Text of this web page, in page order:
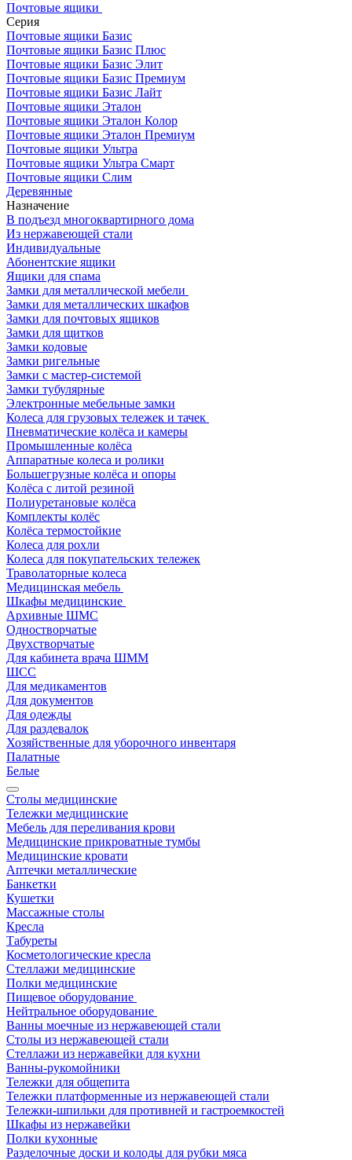
Почтовые ящики
Серия
Почтовые ящики Базис
Почтовые ящики Базис Плюс
Почтовые ящики Базис Элит
Почтовые ящики Базис Премиум
Почтовые ящики Базис Лайт
Почтовые ящики Эталон
Почтовые ящики Эталон Колор
Почтовые ящики Эталон Премиум
Почтовые ящики Ультра
Почтовые ящики Ультра Смарт
Почтовые ящики Слим
Деревянные
Назначение
В подъезд многоквартирного дома
Из нержавеющей стали
Индивидуальные
Абонентские ящики
Ящики для спама
Замки для металлической мебели
Замки для металлических шкафов
Замки для почтовых ящиков
Замки для щитков
Замки кодовые
Замки ригельные
Замки с мастер-системой
Замки тубулярные
Электронные мебельные замки
Колеса для грузовых тележек и тачек
Пневматические колёса и камеры
Промышленные колёса
Аппаратные колеса и ролики
Большегрузные колёса и опоры
Колёса с литой резиной
Полиуретановые колёса
Комплекты колёс
Колёса термостойкие
Колеса для рохли
Колеса для покупательских тележек
Траволаторные колеса
Медицинская мебель
Шкафы медицинские
Архивные ШМС
Одностворчатые
Двухстворчатые
Для кабинета врача ШММ
ШСС
Для медикаментов
Для документов
Для одежды
Для раздевалок
Хозяйственные для уборочного инвентаря
Палатные
Белые
Столы медицинские
Тележки медицинские
Мебель для переливания крови
Медицинские прикроватные тумбы
Медицинские кровати
Аптечки металлические
Банкетки
Кушетки
Массажные столы
Кресла
Табуреты
Косметологические кресла
Стеллажи медицинские
Полки медицинские
Пищевое оборудование
Нейтральное оборудование
Ванны моечные из нержавеющей стали
Столы из нержавеющей стали
Стеллажи из нержавейки для кухни
Ванны-рукомойники
Тележки для общепита
Тележки платформенные из нержавеющей стали
Тележки-шпильки для противней и гастроемкостей
Шкафы из нержавейки
Полки кухонные
Разделочные доски и колоды для рубки мяса